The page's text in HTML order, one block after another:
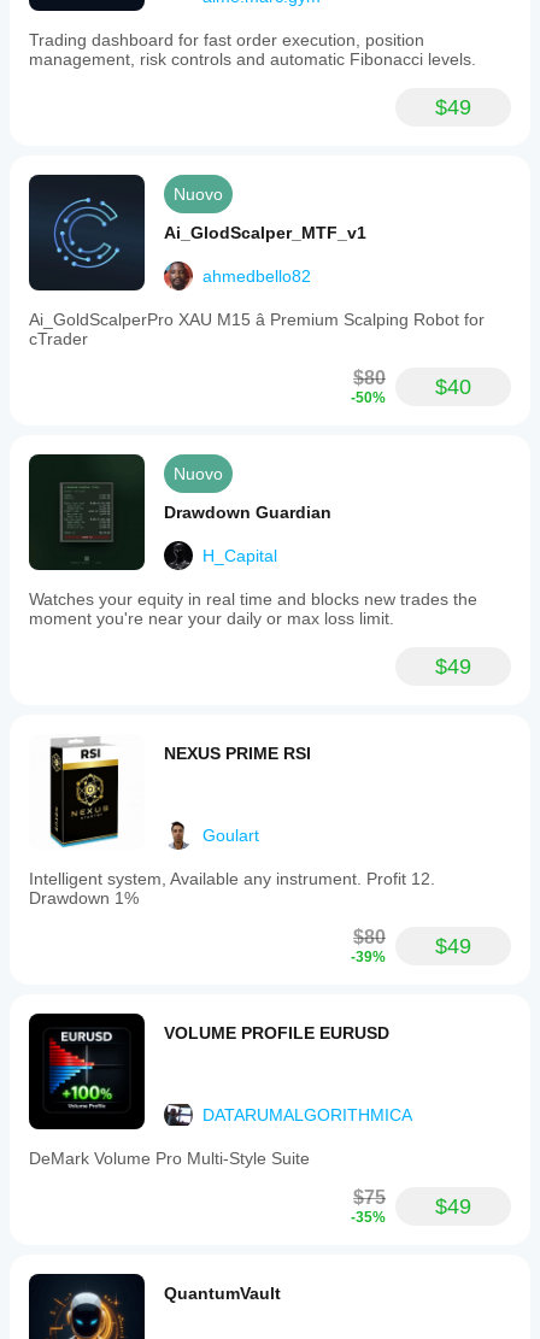
Disegna più “set storici” (default 6), sfumando quelli
più vecchi
Inversione rottura pivot
Inversione Pivot (default ●)
Inversione Inside Engine
Inversione Inside (default ◆)
I colori differiscono per direzione e tipo di inversione
(così puoi capire “perché” è cambiato)
imposta il “timeframe di
essere stretto un coil prima che l’inside engine
possa invertire
Use Session Bias:
abilita/disabilita il motore
sessione
Visual Sets Count: quante linee storico POC
mantenere
DirBand / ResultEps / SetScoreThreshold:
controlla quanto è severo il motore sessione
Bias Combine Mode: definisce quanto
Trading dashboard for fast order execution, position
management, risk controls and automatic Fibonacci levels.
$49
Nuovo
Ai_GlodScalper_MTF_v1
ahmedbello82
Ai_GoldScalperPro XAU M15 â Premium Scalping Robot for
cTrader
$80
-50% $40
Nuovo
Drawdown Guardian
H_Capital
Watches your equity in real time and blocks new trades the
moment you're near your daily or max loss limit.
$49
NEXUS PRIME RSI
Goulart
Intelligent system, Available any instrument. Profit 12.
Drawdown 1%
$80
-39% $49
VOLUME PROFILE EURUSD
DATARUMALGORITHMICA
DeMark Volume Pro Multi-Style Suite
$75
-35% $49
QuantumVault